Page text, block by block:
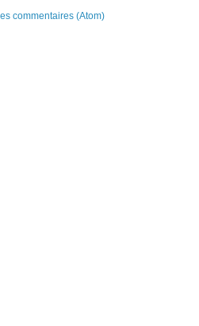
commentaires (Atom)